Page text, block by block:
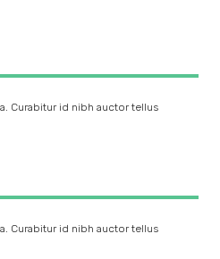
Curabitur id nibh auctor tellus
Curabitur id nibh auctor tellus